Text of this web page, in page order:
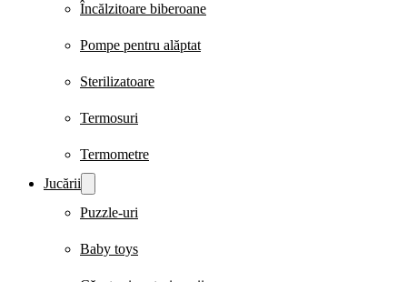
Încălzitoare biberoane
Pompe pentru alăptat
Sterilizatoare
Termosuri
Termometre
Jucării
Puzzle-uri
Baby toys